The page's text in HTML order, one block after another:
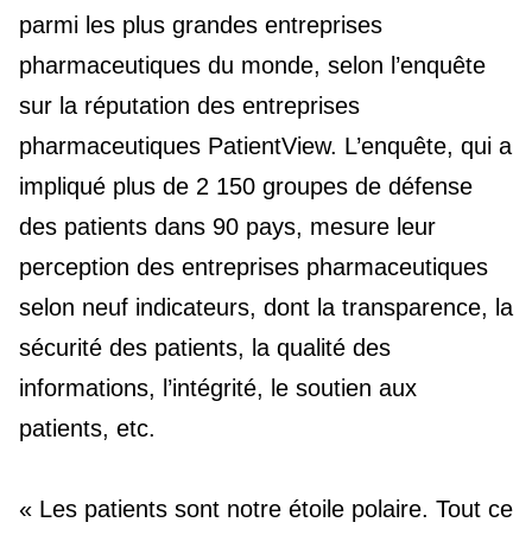
parmi les plus grandes entreprises
pharmaceutiques du monde, selon l’enquête
sur la réputation des entreprises
pharmaceutiques PatientView. L’enquête, qui a
impliqué plus de 2 150 groupes de défense
des patients dans 90 pays, mesure leur
perception des entreprises pharmaceutiques
selon neuf indicateurs, dont la transparence, la
sécurité des patients, la qualité des
informations, l’intégrité, le soutien aux
patients, etc.
« Les patients sont notre étoile polaire. Tout ce